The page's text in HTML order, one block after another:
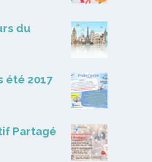
du
été 2017
Partagé